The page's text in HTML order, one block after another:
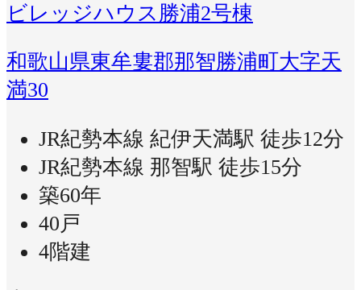
ビレッジハウス勝浦2号棟
和歌山県東牟婁郡那智勝浦町大字天
満30
JR紀勢本線 紀伊天満駅 徒歩12分
JR紀勢本線 那智駅 徒歩15分
築60年
40戸
4階建